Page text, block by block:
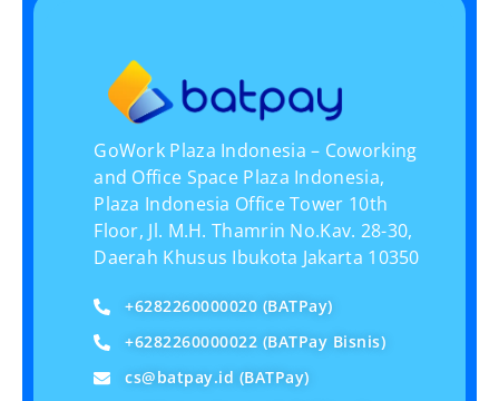
GoWork Plaza Indonesia – Coworking
and Office Space Plaza Indonesia,
Plaza Indonesia Office Tower 10th
Floor, Jl. M.H. Thamrin No.Kav. 28-30,
Daerah Khusus Ibukota Jakarta 10350
+6282260000020 (BATPay)
+6282260000022 (BATPay Bisnis)
cs@batpay.id (BATPay)